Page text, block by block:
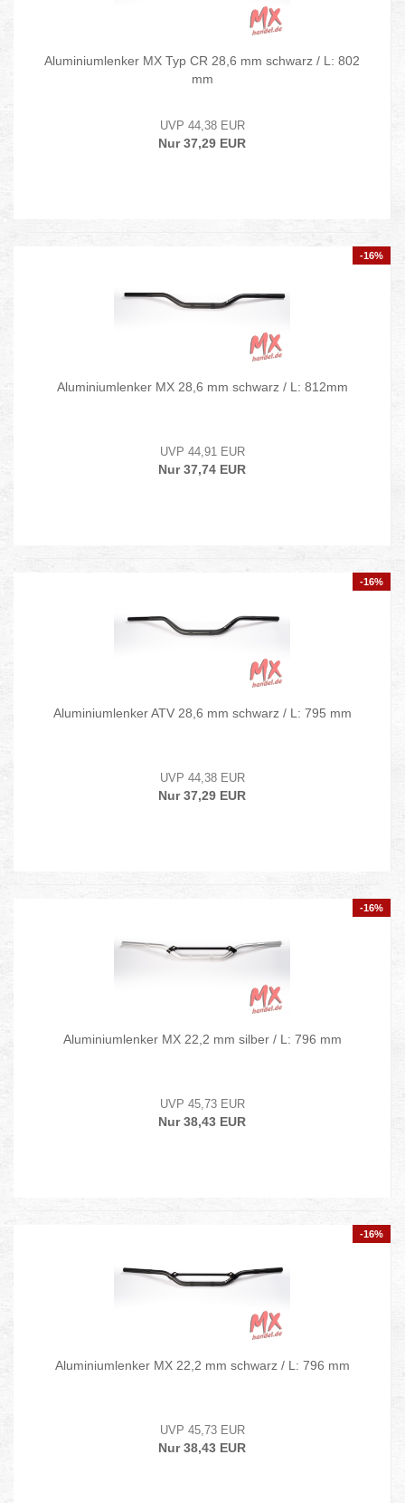
Aluminiumlenker MX Typ CR 28,6 mm schwarz / L: 802
mm
UVP 44,38 EUR
Nur 37,29 EUR
-16%
Aluminiumlenker MX 28,6 mm schwarz / L: 812mm
UVP 44,91 EUR
Nur 37,74 EUR
-16%
Aluminiumlenker ATV 28,6 mm schwarz / L: 795 mm
UVP 44,38 EUR
Nur 37,29 EUR
-16%
Aluminiumlenker MX 22,2 mm silber / L: 796 mm
UVP 45,73 EUR
Nur 38,43 EUR
-16%
Aluminiumlenker MX 22,2 mm schwarz / L: 796 mm
UVP 45,73 EUR
Nur 38,43 EUR